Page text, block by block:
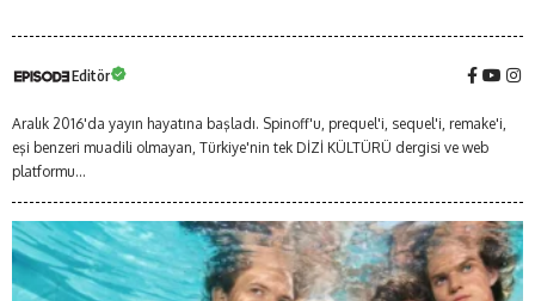
Editör
Aralık 2016'da yayın hayatına başladı. Spinoff'u, prequel'i, sequel'i, remake'i,
eşi benzeri muadili olmayan, Türkiye'nin tek DİZİ KÜLTÜRÜ dergisi ve web
platformu...